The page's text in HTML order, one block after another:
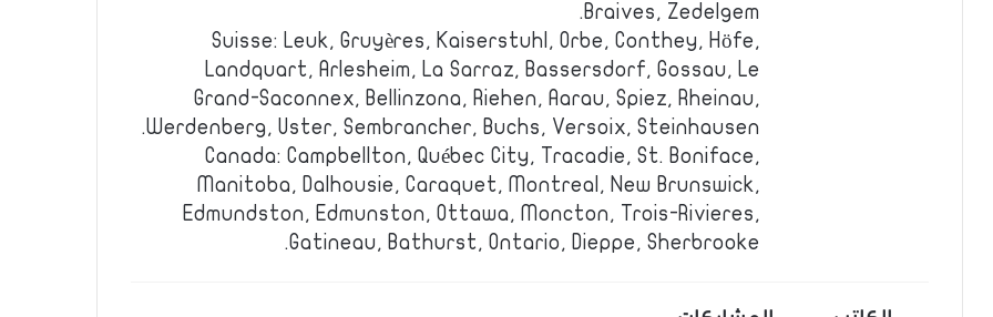
Braives, Zedelgem.
Suisse: Leuk, Gruyères, Kaiserstuhl, Orbe, Conthey, Höfe,
Landquart, Arlesheim, La Sarraz, Bassersdorf, Gossau, Le
Grand-Saconnex, Bellinzona, Riehen, Aarau, Spiez, Rheinau,
Werdenberg, Uster, Sembrancher, Buchs, Versoix, Steinhausen.
Canada: Campbellton, Québec City, Tracadie, St. Boniface,
Manitoba, Dalhousie, Caraquet, Montreal, New Brunswick,
Edmundston, Edmunston, Ottawa, Moncton, Trois-Rivieres,
Gatineau, Bathurst, Ontario, Dieppe, Sherbrooke.